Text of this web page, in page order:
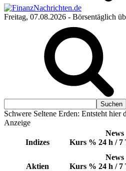
Freitag, 07.08.2026 - Börsentäglich
Schwere Seltene Erden: Entsteht hier
Anzeige
Indizes Kurs %
News
24 h / 7
Aktien Kurs %
News
24 h / 7